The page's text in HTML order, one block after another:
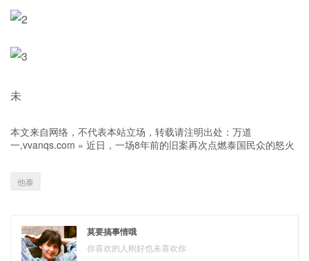
未
本文来自网络，不代表本站立场，转载请注明出处： 万道
一,vvanqs.com » 近日，一场8年前的旧案再次点燃泰国民众的怒火
他泰
莫要搞事情哦
你喜欢的人刚好也未喜欢你